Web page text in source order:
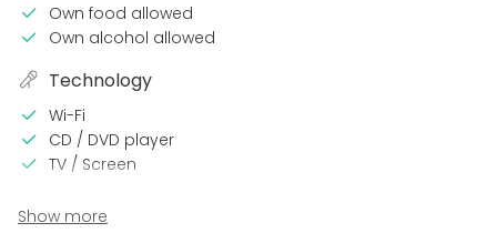
Own food allowed
Own alcohol allowed
Technology
Wi-Fi
CD / DVD player
TV / Screen
In the venue
Show more